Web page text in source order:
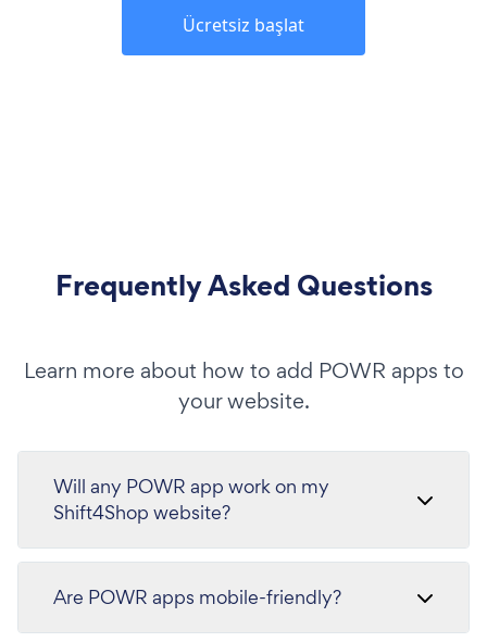
Ücretsiz başlat
Frequently Asked Questions
Learn more about how to add POWR apps to
your website.
Will any POWR app work on my
Shift4Shop website?
Are POWR apps mobile-friendly?